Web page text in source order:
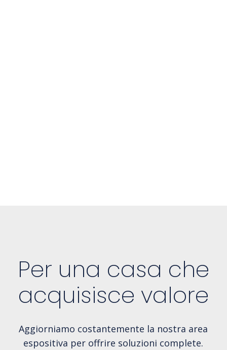
Per una casa che
acquisisce valore
Aggiorniamo costantemente la nostra area
espositiva per offrire soluzioni complete.